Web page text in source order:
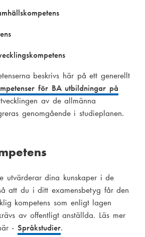
beskrivs här på ett generellt
för BA utbildningar på
av de allmänna
genomgående i studieplanen.
utvärderar dina kunskaper i de
att du i ditt examensbetyg får den
kompetens som enligt lagen
av offentligt anställda. Läs mer
-Språkstudier.